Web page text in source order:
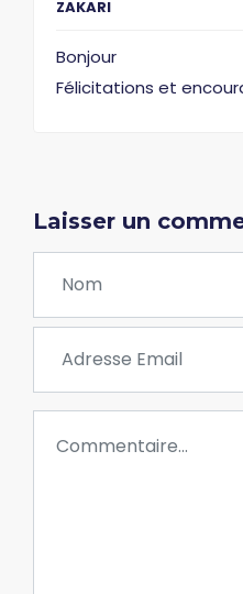
ZAKARI
Bonjour
Félicitations et
Laisser un